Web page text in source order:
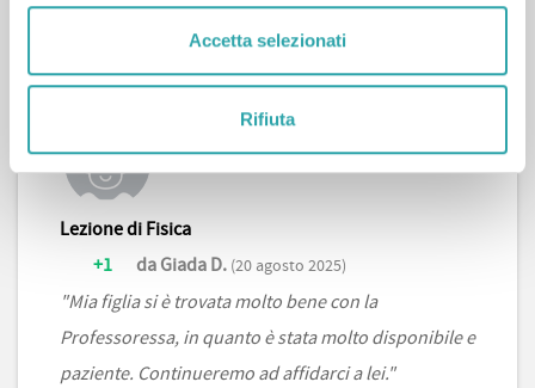
Accetta selezionati
Rifiuta
+1
da Matilde M.(01 ottobre 2025)
Lezione di Fisica
+1
da Giada D. (20 agosto 2025)
"Mia figlia si è trovata molto bene con la
Professoressa, in quanto è stata molto disponibile e
paziente. Continueremo ad affidarci a lei."